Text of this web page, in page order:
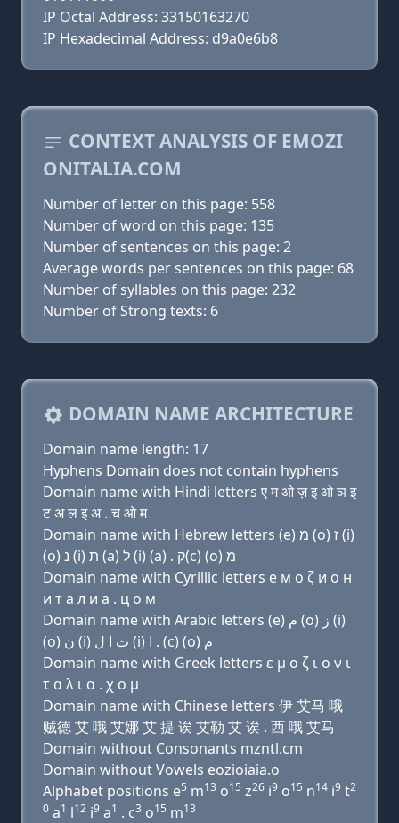
IP Octal Address: 33150163270
IP Hexadecimal Address: d9a0e6b8
CONTEXT ANALYSIS OF EMOZI
ONITALIA.COM
Number of letter on this page: 558
Number of word on this page: 135
Number of sentences on this page: 2
Average words per sentences on this page: 68
Number of syllables on this page: 232
Number of Strong texts: 6
DOMAIN NAME ARCHITECTURE
Domain name length: 17
Hyphens Domain does not contain hyphens
Domain name with Hindi letters ए म ओ ज़ इ ओ ञ इ
ट अ ल इ अ . च ओ म
Domain name with Hebrew letters (e) מ (ο) ז (i)
(ο) נ (i) ת (a) ל (i) (a) . ק(c) (ο) מ
Domain name with Cyrillic letters e м о ζ и о н
и т a л и a . ц о м
Domain name with Arabic letters (e) ﻡ (o) ﺯ (i)
(o) ﻥ (i) ﺕ ﺍ ﻝ (i) ﺍ . (c) (o) ﻡ
Domain name with Greek letters ε μ ο ζ ι ο ν ι
τ α λ ι α . χ ο μ
Domain name with Chinese letters 伊 艾马 哦
贼德 艾 哦 艾娜 艾 提 诶 艾勒 艾 诶 . 西 哦 艾马
Domain without Consonants mzntl.cm
Domain without Vowels eozioiaia.o
Alphabet positions e5 m13 o15 z26 i9 o15 n14 i9 t2
0 a1 l12 i9 a1 . c3 o15 m13